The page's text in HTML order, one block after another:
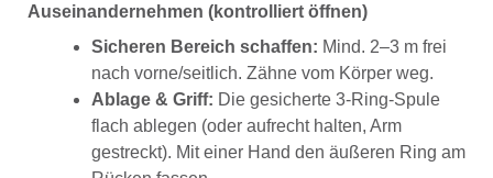
Auseinandernehmen (kontrolliert öffnen)
Sicheren Bereich schaffen: Mind. 2–3 m frei
nach vorne/seitlich. Zähne vom Körper weg.
Ablage & Griff: Die gesicherte 3-Ring-Spule
flach ablegen (oder aufrecht halten, Arm
gestreckt). Mit einer Hand den äußeren Ring am